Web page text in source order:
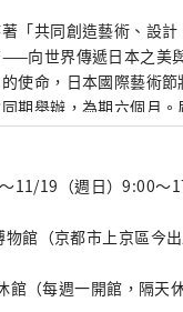
「共同創造藝術、設
向世界傳遞日本之美
使命，日本國際藝術
期舉辦，為期六個月
國家和地區以及7個國
地的網路平台，共同
的美好未來。我們希
合作共創的契機。
11/19（週日）9:00～
館（京都市上京區今
（每週一開館，隔天休